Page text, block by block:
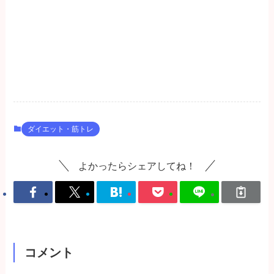
ダイエット・筋トレ
よかったらシェアしてね！
コメント